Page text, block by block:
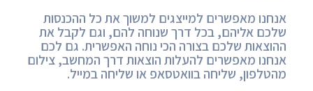
אנחנו מאפשרים למייצגים למשוך את כל ההכנסות
שלכם אליהם, בכל דרך שנוחה להם, וגם לקבל את
ההוצאות שלכם בצורה הכי נוחה האפשרית. גם לכם
אנחנו מאפשרים להעלות הוצאות דרך המחשב, צילום
מהטלפון, שליחה בוואטסאפ או שליחה במייל.